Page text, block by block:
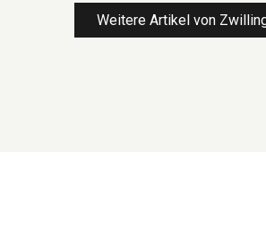
Weitere Artikel von